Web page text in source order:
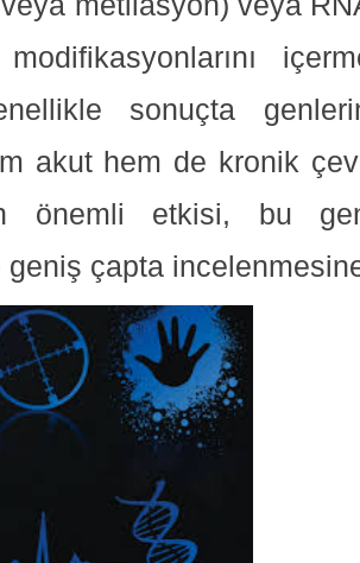
sonuçta
akut hem de kronik
önemli etkisi, bu
çapta